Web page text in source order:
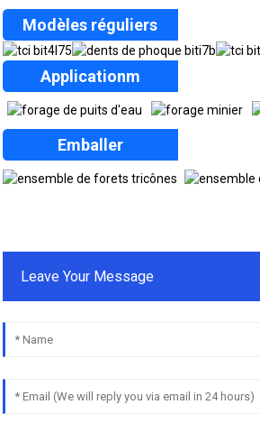
Modèles réguliers
Applicationm
Emballer
Leave Your Message